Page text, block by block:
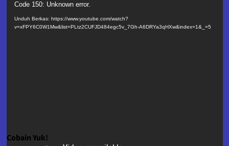
Pemutar
Video
Code 150: Unknown error.
Unduh Berkas: https://www.youtube.com/watch?
v=xFPY6C0W1Mw&list=PLtz2CUFJD484egc5v_7Gh-A6DRYa3qHXw&index=1&_=5
Cobain Yuk!